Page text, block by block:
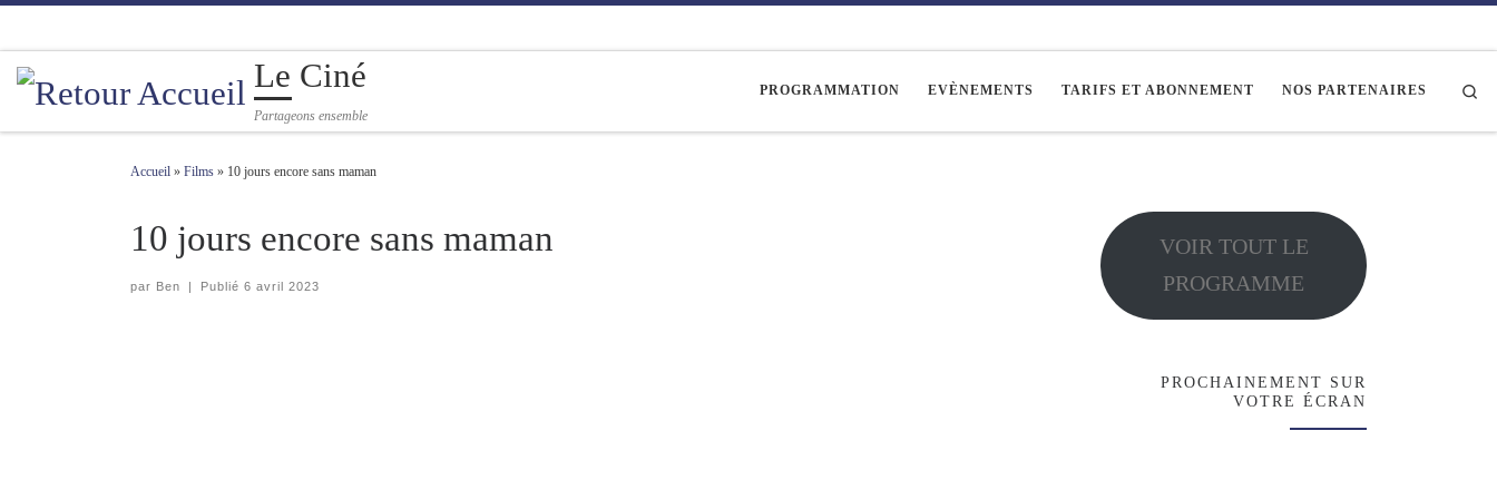
Le Ciné
Partageons ensemble
PROGRAMMATION EVÈNEMENTS TARIFS ET ABONNEMENT NOS PARTENAIRES
Accueil » Films » 10 jours encore sans maman
10 jours encore sans maman
par Ben Publié 6 avril 2023
VOIR TOUT LE
PROGRAMME
PROCHAINEMENT SUR
VOTRE ÉCRAN